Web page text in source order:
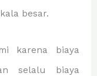
besar.
karena biaya
selalu biaya